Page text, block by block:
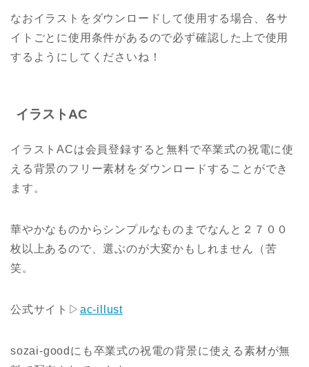
なおイラストをダウンロードして使用する場合、各サ
イトごとに使用条件があるので必ず確認した上で使用
するようにしてくださいね！
イラストAC
イラストACは会員登録すると無料で卒業式の祝電に使
える背景のフリー素材をダウンロードすることができ
ます。
華やかなものからシンプルなものまでなんと２７００
枚以上あるので、選ぶのが大変かもしれません（苦
笑。
公式サイト▷ ac-illust
sozai-goodにも卒業式の祝電の背景に使える素材が無